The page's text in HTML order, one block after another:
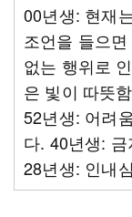
00년생: 현재
조언을 들으
없는 행위로
은 빛이 따뜻
52년생: 어려
다. 40년생:
28년생: 인내